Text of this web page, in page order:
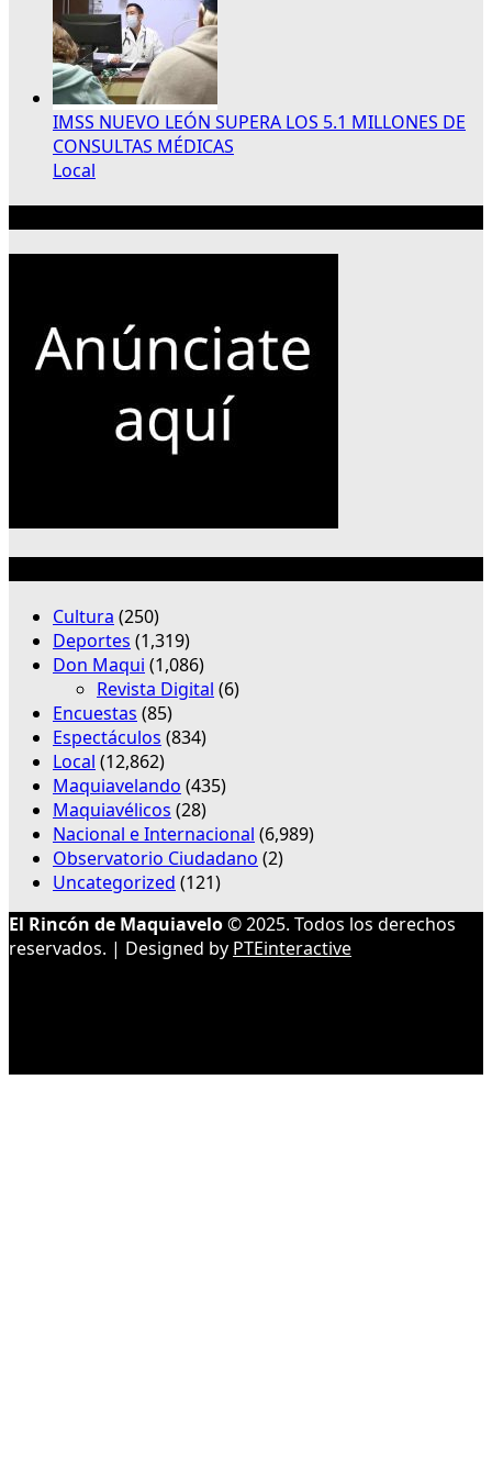
IMSS NUEVO LEÓN SUPERA LOS 5.1 MILLONES DE
CONSULTAS MÉDICAS
Local
Cultura (250)
Deportes (1,319)
Don Maqui (1,086)
Revista Digital (6)
Encuestas (85)
Espectáculos (834)
Local (12,862)
Maquiavelando (435)
Maquiavélicos (28)
Nacional e Internacional (6,989)
Observatorio Ciudadano (2)
Uncategorized (121)
El Rincón de Maquiavelo© 2025. Todos los derechos
reservados. | Designed by PTEinteractive